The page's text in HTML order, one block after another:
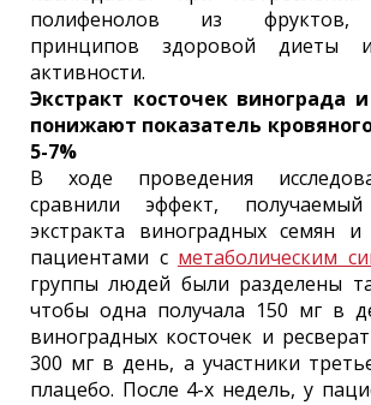
полифенолов из фруктов,
принципов здоровой диеты
активности.
Экстракт косточек винограда и
понижают показатель
5-7%
В ходе проведения
сравнили эффект,
экстракта виноградных семян и
пациентами с метаболическим
группы людей были разделены
чтобы одна получала 150 мг в
виноградных косточек и
300 мг в день, а участники
плацебо. После 4-х недель, у